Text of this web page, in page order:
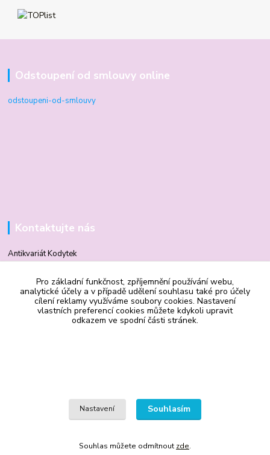
Odstoupení od smlouvy online
odstoupeni-od-smlouvy
Kontaktujte nás
Antikvariát Kodytek
Mgr. Vilma Kodytková
+420 602 506 510
Upravit sběr cookies.
Pro základní funkčnost, zpříjemnění používání webu,
analytické účely a v případě udělení souhlasu také pro účely
cílení reklamy využíváme soubory cookies. Nastavení
vlastních preferencí cookies můžete kdykoli upravit
odkazem ve spodní části stránek.
Nastavení Souhlasím
Souhlas můžete odmítnout zde.